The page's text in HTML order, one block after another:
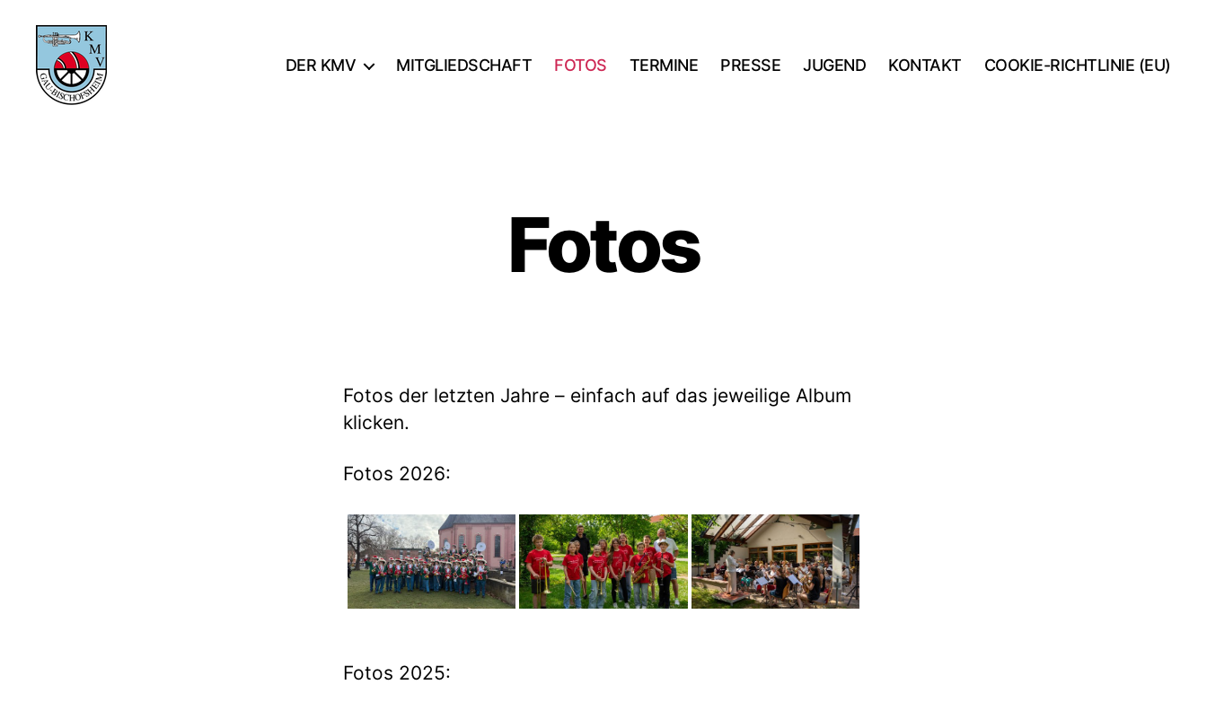
DER KMV MITGLIEDSCHAFT FOTOS TERMINE PRESSE JUGEND KONTAKT COOKIE-RICHTLINIE (EU)
Fotos
Fotos der letzten Jahre – einfach auf das jeweilige Album
klicken.
Fotos 2026:
Fotos 2025: